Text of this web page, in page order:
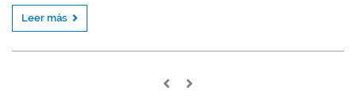
Leer más